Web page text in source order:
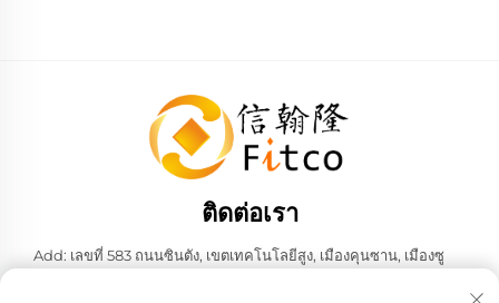
ติดต่อเรา
Add: เลขที่ 583 ถนนซินตัง, เขตเทคโนโลยีสูง, เมืองคุนซาน, เมืองซู